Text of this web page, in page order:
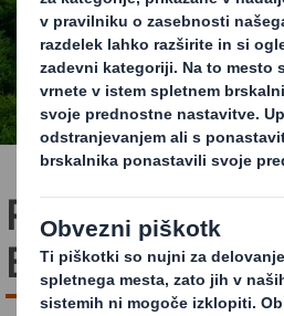
Partnerstvo s
Ellen MacArthur